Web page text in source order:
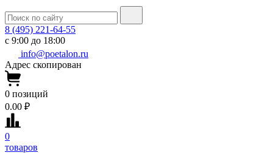
8 (495) 221-64-55
с 9:00 до 18:00
info@poetalon.ru
Адрес скопирован
0 позиций
0.00 ₽
0
товаров